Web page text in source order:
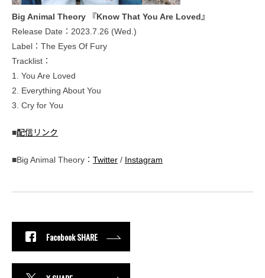
Big Animal Theory 『Know That You Are Loved』
Release Date：2023.7.26 (Wed.)
Label：The Eyes Of Fury
Tracklist：
1. You Are Loved
2. Everything About You
3. Cry for You
■配信リンク
■Big Animal Theory： Twitter / Instagram
Facebook SHARE